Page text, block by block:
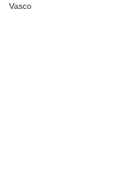
Vasco